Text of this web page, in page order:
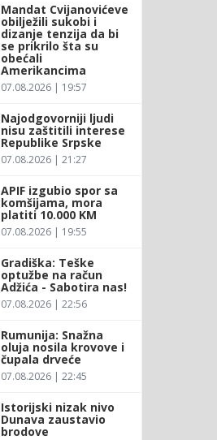
Mandat Cvijanovićeve
obilježili sukobi i
dizanje tenzija da bi
se prikrilo šta su
obećali
Amerikancima
07.08.2026 | 19:57
Najodgovorniji ljudi
nisu zaštitili interese
Republike Srpske
07.08.2026 | 21:27
APIF izgubio spor sa
komšijama, mora
platiti 10.000 KM
07.08.2026 | 19:55
Gradiška: Teške
optužbe na račun
Adžića - Sabotira nas!
07.08.2026 | 22:56
Rumunija: Snažna
oluja nosila krovove i
čupala drveće
07.08.2026 | 22:45
Istorijski nizak nivo
Dunava zaustavio
brodove